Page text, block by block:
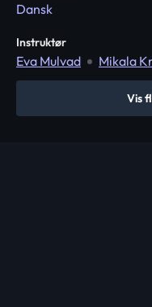
Dansk
Instruktør
Eva Mulvad Mikala
Vis